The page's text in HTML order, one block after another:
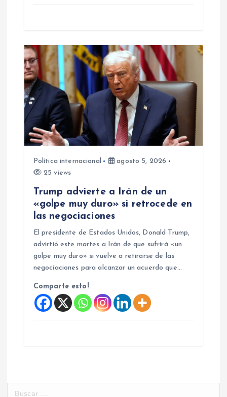
Política internacional
agosto 5, 2026
25 views
Trump advierte a Irán de un
«golpe muy duro» si retrocede en
las negociaciones
El presidente de Estados Unidos, Donald Trump,
advirtió este martes a Irán de que sufrirá «un
golpe muy duro» si vuelve a retirarse de las
negociaciones para alcanzar un acuerdo que…
Comparte esto!